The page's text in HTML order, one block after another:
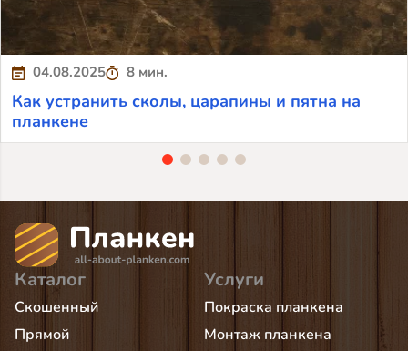
04.08.2025 8 мин.
Как устранить сколы, царапины и пятна на
планкене
Каталог
Скошенный
Прямой
Услуги
Покраска планкена
Монтаж планкена